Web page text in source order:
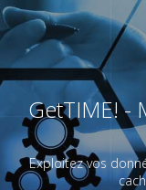
GetTIME! -
Exploitez vos